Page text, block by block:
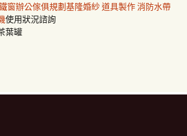
窗辦公傢俱規劃基隆婚紗道具製作消防水帶
使用狀況諮詢
葉罐